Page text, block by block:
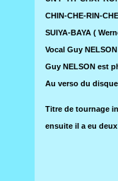
CHIN-CHE-RIN-
SUIYA-BAYA (
Vocal Guy
Guy NELSON est
Au verso du
Titre de tournage
ensuite il a eu deux